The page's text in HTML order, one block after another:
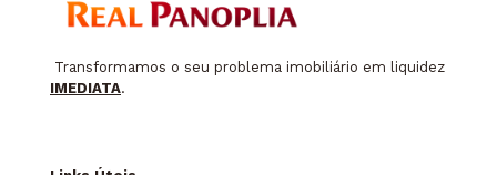
Transformamos o seu problema imobiliário em liquidez
IMEDIATA.